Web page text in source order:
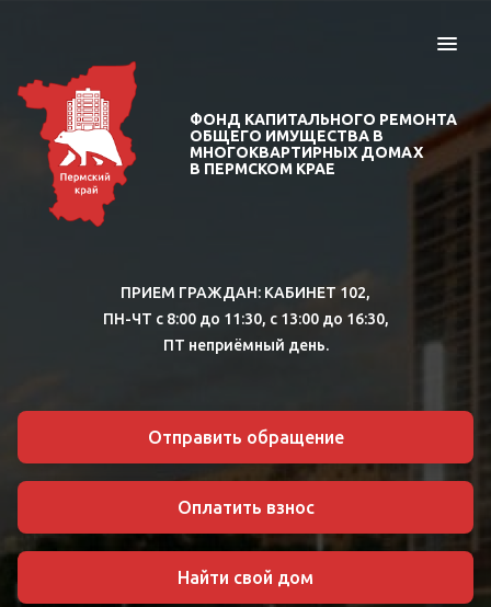
ФОНД КАПИТАЛЬНОГО РЕМОНТА
ОБЩЕГО ИМУЩЕСТВА В
МНОГОКВАРТИРНЫХ ДОМАХ
В ПЕРМСКОМ КРАЕ
ПРИЕМ ГРАЖДАН: КАБИНЕТ 102,
ПН-ЧТ с 8:00 до 11:30, с 13:00 до 16:30,
ПТ неприёмный день.
Отправить обращение
Оплатить взнос
Найти свой дом